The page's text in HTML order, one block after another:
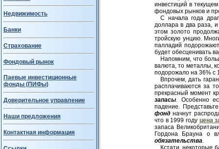
Недвижимость
Банки
Страхование
Фондовый рынок
Паевые инвестиционные
фонды (ПИФы)
Доверительное управление
Наши предложения
Контактная информация
инвестиций в
фондовых рынков и
С начала года
доллара в два раза,
этом золото
тройскую унцию.
палладий
будет обесценивать
Напомним, что
валюта, то металлы,
подорожало на 36% с
Впрочем, дать
расплачиваются за
прекрасный момент
запасы. Особенно
падение.
фонд начнут
что в 1999 году цена
запаса
Гордона Брауна о
обязательства.
Кстати, некоторые